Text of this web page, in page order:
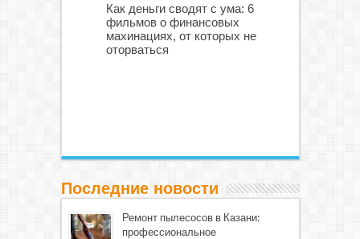
Как деньги сводят с ума: 6
фильмов о финансовых
махинациях, от которых не
оторваться
Последние новости
Ремонт пылесосов в Казани:
профессиональное